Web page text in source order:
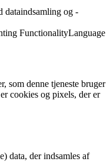
dataindsamling og -
FunctionalityLanguage
som denne tjeneste bruger
cookies og pixels, der er
data, der indsamles af